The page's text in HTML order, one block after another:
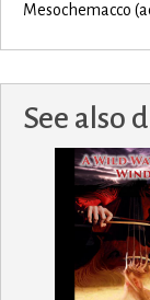
Mesochemacco
See also